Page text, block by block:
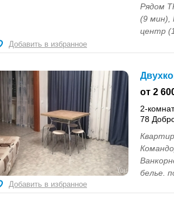
Рядом
(9 мин),
центр
Добавить в избранное
от 2
2-
78
белье,
Добавить в избранное